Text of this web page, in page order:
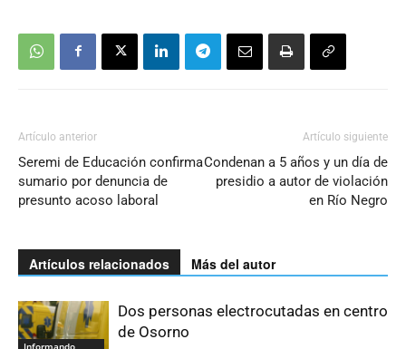
Artículo anterior
Seremi de Educación confirma
sumario por denuncia de
presunto acoso laboral
Artículo siguiente
Condenan a 5 años y un día de
presidio a autor de violación
en Río Negro
Artículos relacionados Más del autor
Informando
Dos personas electrocutadas en centro
de Osorno